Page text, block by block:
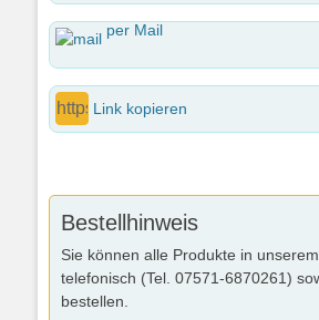
per Mail
Link kopieren
Bestellhinweis
Sie können alle Produkte in unserem
telefonisch (Tel. 07571-6870261)
bestellen.